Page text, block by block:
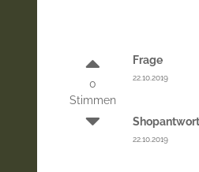
0
Stimmen
Frage
22.10.2019
Shopantwort
22.10.2019